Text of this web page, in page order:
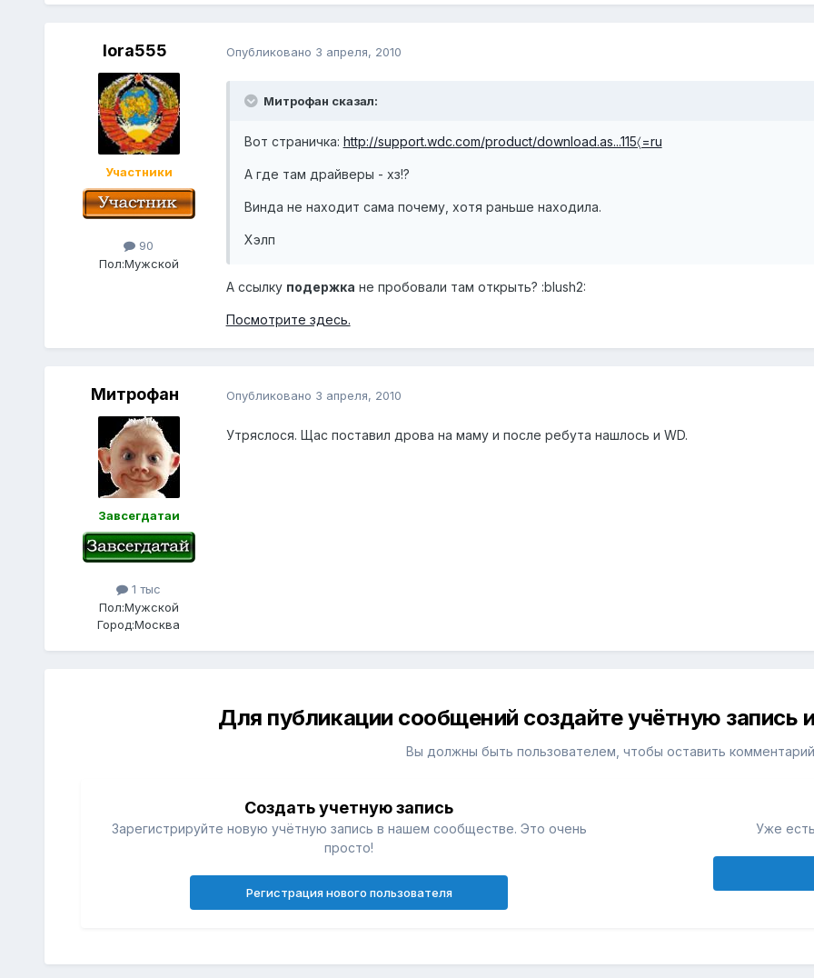
lora555
Участники
90
Пол:Мужской
Опубликовано 3 апреля, 2010
Митрофан сказал:
Вот страничка: http://support.wdc.com/product/download.as...115〈=ru
А где там драйверы - хз!?
Винда не находит сама почему, хотя раньше находила.
Хэлп
А ссылку подержка не пробовали там открыть? :blush2:
Посмотрите здесь.
Митрофан
Завсегдатаи
1 тыс
Пол:Мужской
Город:Москва
Опубликовано 3 апреля, 2010
Утряслося. Щас поставил дрова на маму и после ребута нашлось и WD.
Для публикации сообщений создайте учётную запись
Вы должны быть пользователем, чтобы оставить комментарий
Создать учетную запись
Зарегистрируйте новую учётную запись в нашем сообществе. Это очень
просто!
Регистрация нового пользователя
Уже